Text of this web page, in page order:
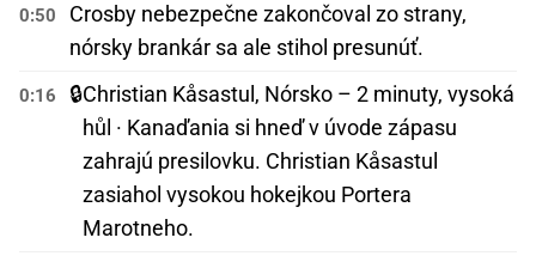
0:50
Crosby nebezpečne zakončoval zo strany,
nórsky brankár sa ale stihol presunúť.
0:16 🔒Christian Kåsastul, Nórsko – 2 minuty, vysoká
hůl · Kanaďania si hneď v úvode zápasu
zahrajú presilovku. Christian Kåsastul
zasiahol vysokou hokejkou Portera
Marotneho.